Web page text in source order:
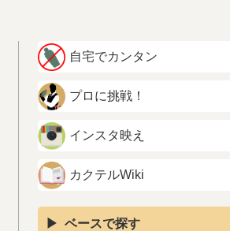
自宅でカンタン
プロに挑戦！
インスタ映え
カクテルWiki
ベースで探す